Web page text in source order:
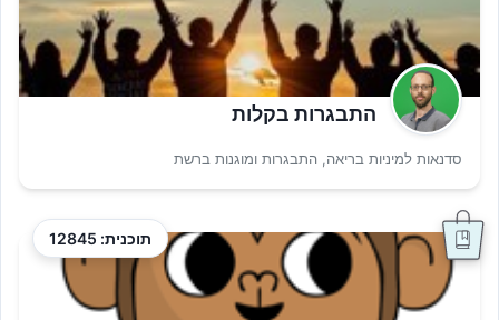
התבגרות בקלות
סדנאות למיניות בריאה, התבגרות ומוגנות ברשת
תוכנית: 12845